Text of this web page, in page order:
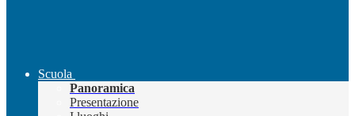
Scuola
Panoramica
Presentazione